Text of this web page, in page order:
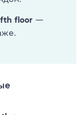
floor —